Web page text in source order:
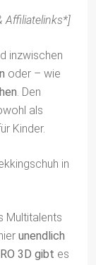
Affiliatelinks*]
inzwischen
oder – wie
. Den
als
Kinder.
Multitalents
unendlich
3D gibt es